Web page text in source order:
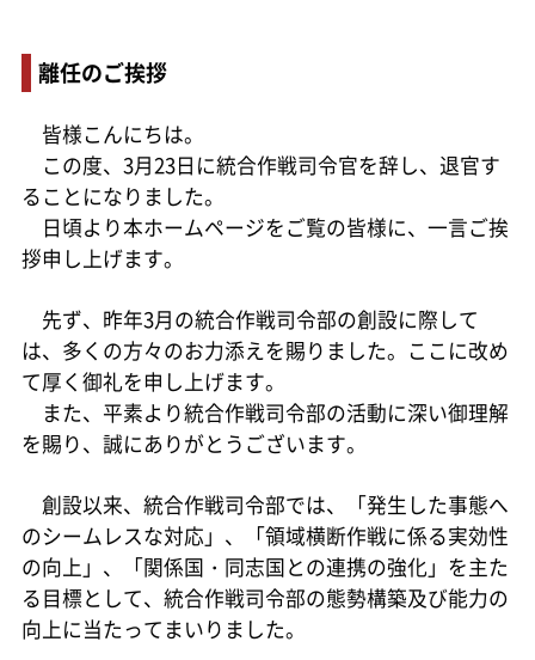
離任のご挨拶
皆様こんにちは。
この度、3月23日に統合作戦司令官を辞し、退官す
ることになりました。
日頃より本ホームページをご覧の皆様に、一言ご挨
拶申し上げます。
先ず、昨年3月の統合作戦司令部の創設に際して
は、多くの方々のお力添えを賜りました。ここに改め
て厚く御礼を申し上げます。
また、平素より統合作戦司令部の活動に深い御理解
を賜り、誠にありがとうございます。
創設以来、統合作戦司令部では、「発生した事態へ
のシームレスな対応」、「領域横断作戦に係る実効性
の向上」、「関係国・同志国との連携の強化」を主た
る目標として、統合作戦司令部の態勢構築及び能力の
向上に当たってまいりました。